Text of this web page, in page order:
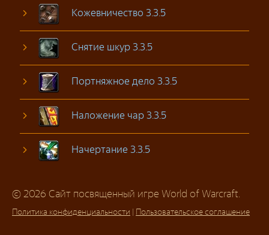
Кожевничество 3.3.5
Снятие шкур 3.3.5
Портняжное дело 3.3.5
Наложение чар 3.3.5
Начертание 3.3.5
© 2026 Сайт посвященный игре World of Warcraft.
Политика конфиденциальности | Пользовательское соглашение